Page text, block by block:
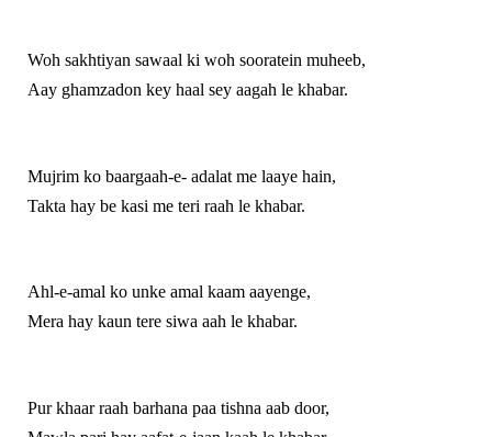
Woh sakhtiyan sawaal ki woh sooratein muheeb,
Aay ghamzadon key haal sey aagah le khabar.
Mujrim ko baargaah-e- adalat me laaye hain,
Takta hay be kasi me teri raah le khabar.
Ahl-e-amal ko unke amal kaam aayenge,
Mera hay kaun tere siwa aah le khabar.
Pur khaar raah barhana paa tishna aab door,